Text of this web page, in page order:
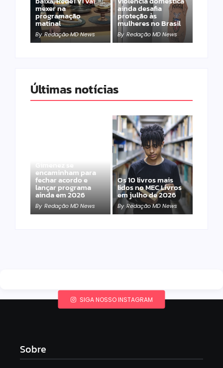
mexer na
programação
matinal
By Redação MD News
ainda desafia
proteção às
mulheres no Brasil
By Redação MD News
Últimas notícias
Gimenez se
encaminham para
fechar acordo e
lançar programa
ainda em 2026
By Redação MD News
Os 10 livros mais
lidos no MEC Livros
em julho de 2026
By Redação MD News
SIGA NOSSO INSTAGRAM
Sobre